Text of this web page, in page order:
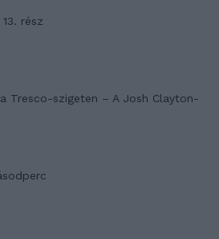
13. rész
Tresco-szigeten – A Josh Clayton-